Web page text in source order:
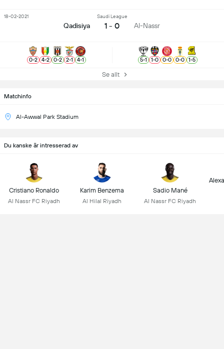
Matchinfo
Al-Awwal Park Stadium
Qadisiya
Saudi League
1 - 0 Al-Nassr
18-02-2021
0-2 4-2 0-2 2-1 4-1 5-1 1-0 0-0 0-0 1-5
Se allt
Du kanske är intresserad av
Cristiano Ronaldo
Al Nassr FC Riyadh
Karim Benzema
Al Hilal Riyadh
Sadio Mané
Al Nassr FC Riyadh